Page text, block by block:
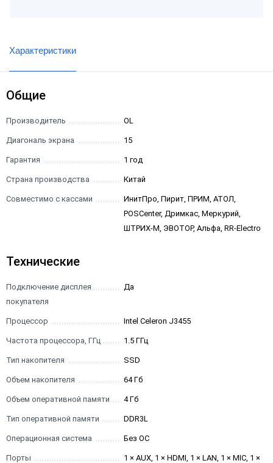
Характеристики
Общие
Производитель OL
Диагональ экрана 15
Гарантия 1 год
Страна производства Китай
Совместимо с кассами
ИнитПро, Пирит, ПРИМ, АТОЛ,
POSCenter, Дримкас, Меркурий,
ШТРИХ-М, ЭВОТОР, Альфа, RR-Electro
Технические
Подключение дисплея
покупателя
Да
Процессор Intel Celeron J3455
Частота процессора, ГГц 1.5 ГГц
Тип накопителя SSD
Объем накопителя 64 Гб
Объем оперативной памяти 4 Гб
Тип оперативной памяти DDR3L
Операционная система Без ОС
Порты 1 × AUX, 1 × HDMI, 1 × LAN, 1 × MIC, 1 ×